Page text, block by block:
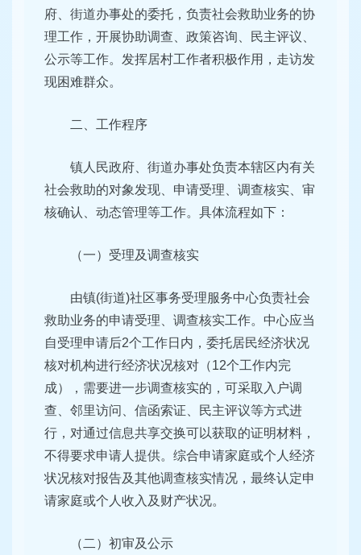
府、街道办事处的委托，负责社会救助业务的协
理工作，开展协助调查、政策咨询、民主评议、
公示等工作。发挥居村工作者积极作用，走访发
现困难群众。
二、工作程序
镇人民政府、街道办事处负责本辖区内有关
社会救助的对象发现、申请受理、调查核实、审
核确认、动态管理等工作。具体流程如下：
（一）受理及调查核实
由镇(街道)社区事务受理服务中心负责社会
救助业务的申请受理、调查核实工作。中心应当
自受理申请后2个工作日内，委托居民经济状况
核对机构进行经济状况核对（12个工作内完
成），需要进一步调查核实的，可采取入户调
查、邻里访问、信函索证、民主评议等方式进
行，对通过信息共享交换可以获取的证明材料，
不得要求申请人提供。综合申请家庭或个人经济
状况核对报告及其他调查核实情况，最终认定申
请家庭或个人收入及财产状况。
（二）初审及公示